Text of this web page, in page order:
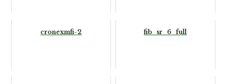
cronexmfi-2 fib_sr_6_full